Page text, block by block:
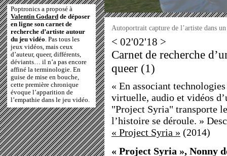
Poptronics a proposé à
Valentin Godard de déposer
en ligne son carnet de
recherche d’artiste autour
du jeu vidéo. Pas tous les
jeux vidéos, mais ceux
d’auteur, queer, différents,
déviants… il n’a pas encore
affiné la terminologie. En
guise de mise en bouche,
cette première chronique
évoque l’apparition de
l’empathie dans le jeu vidéo.
Autoportrait capture de l’artiste dans
< 02'02'18 >
Carnet de recherche
queer (1)
« En associant
virtuelle, audio et vidéos
"Project Syria" transporte
l’histoire se déroule. »
« Project Syria » (2014)
« Project Syria », Nonny